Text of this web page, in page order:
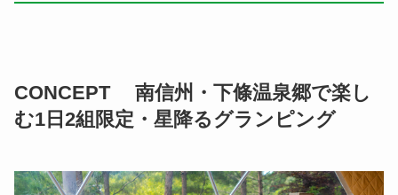
CONCEPT 南信州・下條温泉郷で楽し
む1日2組限定・星降るグランピング